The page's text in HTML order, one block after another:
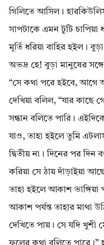
গিলিতে আসিল।
সাপটাকে এমন টুটি চাপিয়া
মূর্তি ধরিয়া বাহির হইল।
অভদ্র হে! বুড়া মানুষের
“সে কথা পরে হইবে, আগে
দেখিয়া বলিল, “যার কাছে
সন্ধান বলিতে পারি।
যাও, তাহা হইলে তুমি
দ্বিতীয় না। দিনের পর
করিয়া সে ঠায় দাঁড়াইয়া
তাহা হইলে আকাশ
আকাশ পর্যন্ত তাহার মাথা
দেখিতে পায়। সে যদি